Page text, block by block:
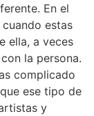
En el
estas
ella, a veces
la persona.
complicado
ese tipo de
y